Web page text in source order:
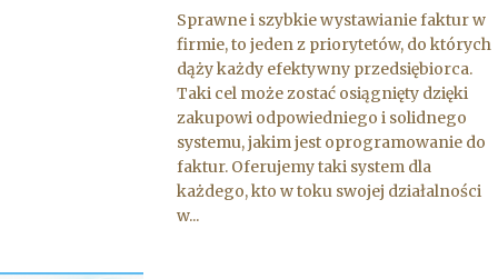
Sprawne i szybkie wystawianie faktur w
firmie, to jeden z priorytetów, do których
dąży każdy efektywny przedsiębiorca.
Taki cel może zostać osiągnięty dzięki
zakupowi odpowiedniego i solidnego
systemu, jakim jest oprogramowanie do
faktur. Oferujemy taki system dla
każdego, kto w toku swojej działalności
w...